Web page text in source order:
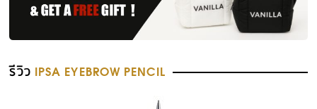
รีวิว IPSA EYEBROW PENCIL